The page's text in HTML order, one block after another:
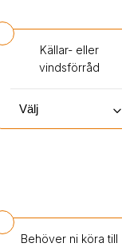
Källar- eller
vindsförråd
keyboard_arrow_down
Behöver ni köra till